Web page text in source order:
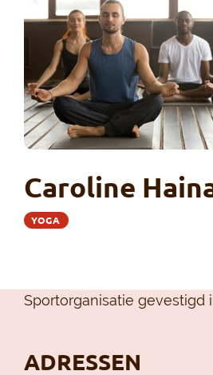
Caroline
YOGA
Sportorganisatie gevestigd
ADRESSEN